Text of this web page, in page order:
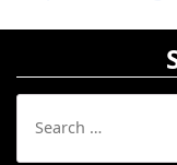
Search
for: